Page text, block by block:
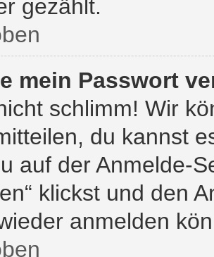
gezählt.
mein Passwort
schlimm! Wir
du kannst
auf der Anmelde-
klickst und den
anmelden